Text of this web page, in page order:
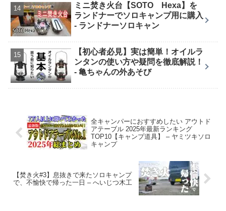
ミニ焚き火台【SOTO Hexa】を
ランドナーでソロキャンプ用に購入
- ランドナーソロキャン
【初心者必見】実は簡単！オイルラ
ンタンの使い方や疑問を徹底解説！
- 亀ちゃんの外あそび
全キャンパーにおすすめしたい アウトド
アテーブル 2025年最新ランキング
TOP10【キャンプ道具】 – ヤミツキソロ
キャンプ
【焚き火#3】息抜きで来たソロキャンプ
で、不愉快で帰った一日 – へいじつ木工